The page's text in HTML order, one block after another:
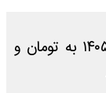
جدیدترین قیمت نقره امروز ۴ خرداد ۱۴۰۵ به تومان و